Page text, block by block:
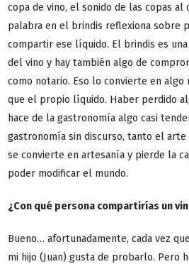
copa de vino, el sonido de las copas al
palabra en el brindis reflexiona sobre
compartir ese líquido. El brindis es
del vino y hay también algo de
como notario. Eso lo convierte en algo
que el propio líquido. Haber perdido
hace de la gastronomía algo casi
gastronomía sin discurso, tanto el arte
se convierte en artesanía y pierde la
poder modificar el mundo.
¿Con qué persona compartirías un
Bueno… afortunadamente, cada vez
mi hijo (Juan) gusta de probarlo. Pero